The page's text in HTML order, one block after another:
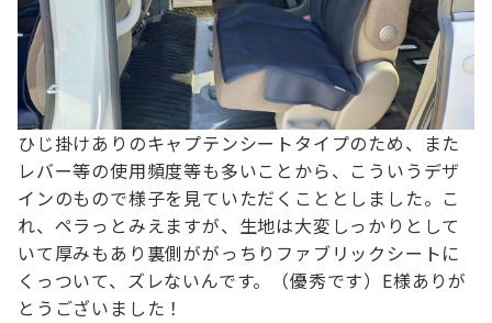
ひじ掛けありのキャプテンシートタイプのため、 また
レバー等の使用頻度等も多いことから、 こういうデザ
インのもので様子を見ていただくこととしました。 こ
れ、ペラっとみえますが、生地は大変しっかりとして
いて厚みもあり 裏側ががっちりファブリックシートに
くっついて、ズレないんです。
（優秀です） E様ありが
とうございました！